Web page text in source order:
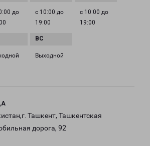
до
с 10:00 до
19:00
с 10:00 до
19:00
Выходной
Ташкент, Ташкентская
дорога, 92